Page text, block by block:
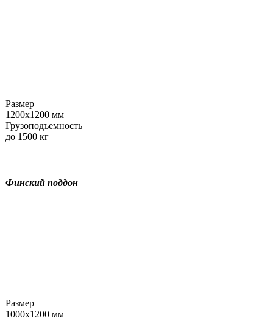
Размер
1200х1200 мм
Грузоподъемность
до 1500 кг
Финский поддон
Размер
1000х1200 мм